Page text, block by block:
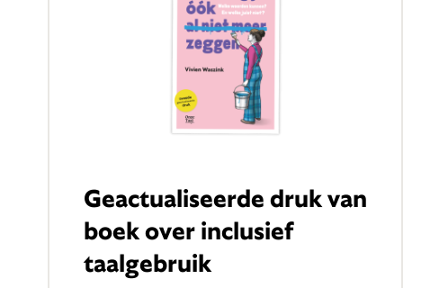
Geactualiseerde druk van
boek over inclusief
taalgebruik